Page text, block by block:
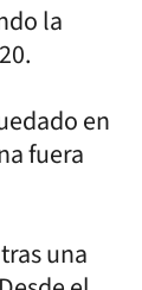
la
en
fuera
una